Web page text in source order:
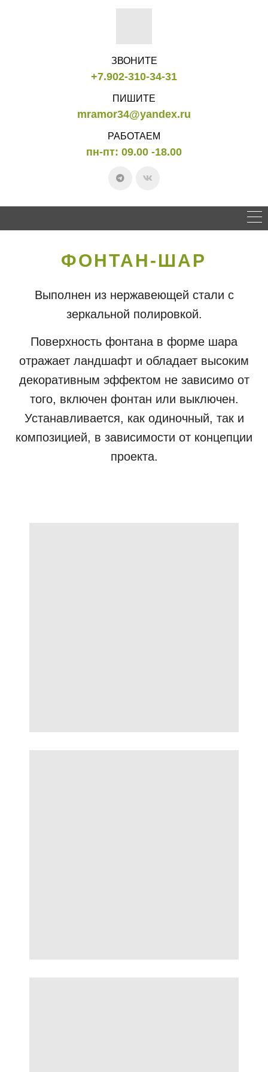
ЗВОНИТЕ
+7.902-310-34-31
ПИШИТЕ
mramor34@yandex.ru
РАБОТАЕМ
пн-пт: 09.00 -18.00
ФОНТАН-ШАР
Выполнен из нержавеющей стали с
зеркальной полировкой.
Поверхность фонтана в форме шара
отражает ландшафт и обладает высоким
декоративным эффектом не зависимо от
того, включен фонтан или выключен.
Устанавливается, как одиночный, так и
композицией, в зависимости от концепции
проекта.